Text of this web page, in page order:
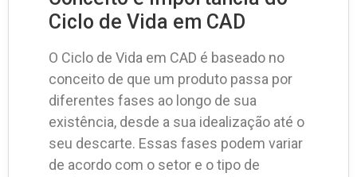
Ciclo de Vida em CAD
O Ciclo de Vida em CAD é baseado no
conceito de que um produto passa por
diferentes fases ao longo de sua
existência, desde a sua idealização até o
seu descarte. Essas fases podem variar
de acordo com o setor e o tipo de